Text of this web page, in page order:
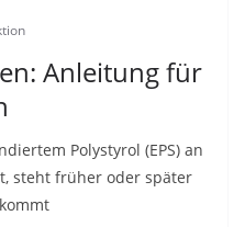
Anleitung für
Polystyrol (EPS) an
steht früher oder später